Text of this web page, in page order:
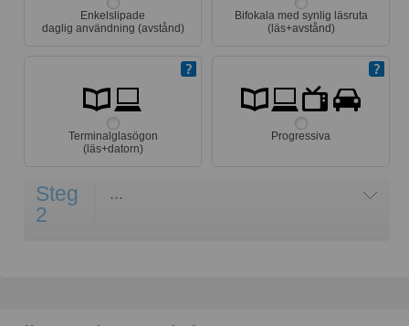
Enkelslipade
daglig användning (avstånd)
Bifokala med synlig läsruta
(läs+avstånd)
Terminalglasögon
(läs+datorn)
Progressiva
Steg
2
...